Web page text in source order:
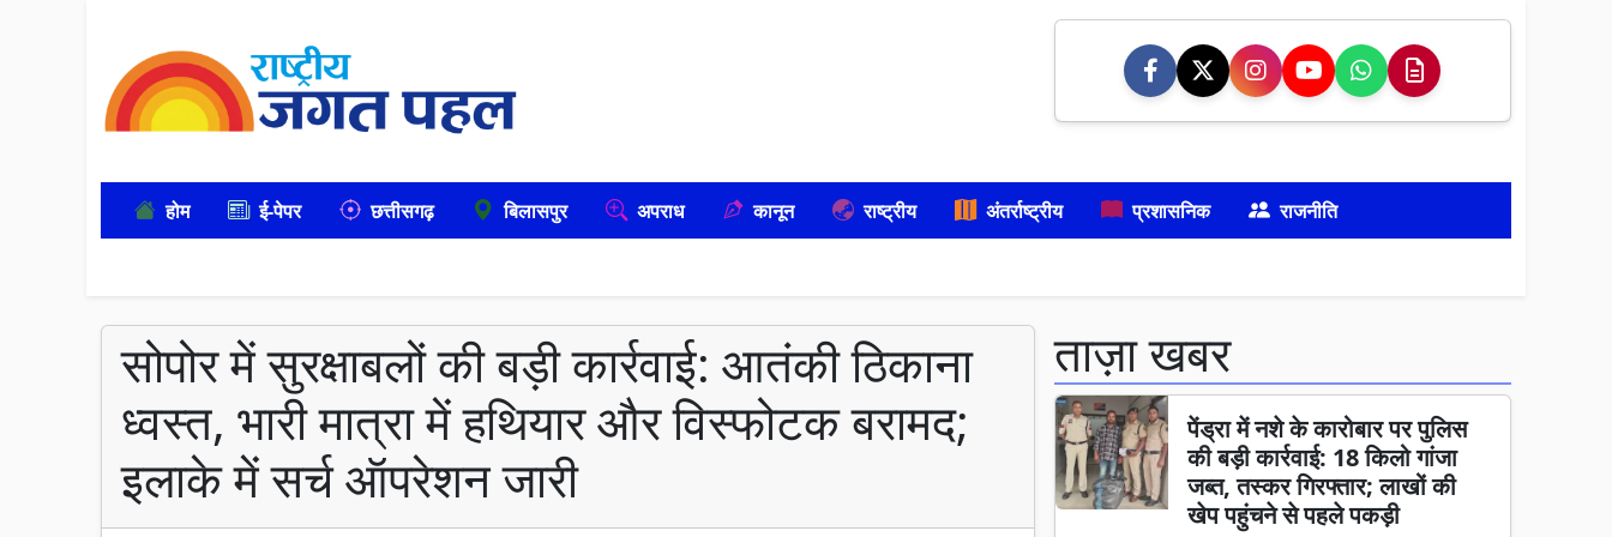
होम ई-पेपर छत्तीसगढ़ बिलासपुर अपराध कानून राष्ट्रीय अंतर्राष्ट्रीय प्रशासनिक राजनीति
सोपोर में सुरक्षाबलों की बड़ी कार्रवाई: आतंकी ठिकाना
ध्वस्त, भारी मात्रा में हथियार और विस्फोटक बरामद;
इलाके में सर्च ऑपरेशन जारी
ताज़ा खबर
पेंड्रा में नशे के कारोबार पर पुलिस
की बड़ी कार्रवाई: 18 किलो गांजा
जब्त, तस्कर गिरफ्तार; लाखों की
खेप पहुंचने से पहले पकड़ी